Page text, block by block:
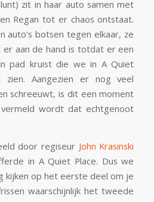
zit in haar auto samen met
Regan tot er chaos ontstaat.
auto's botsen tegen elkaar, ze
aan de hand is totdat er een
pad kruist die we in A Quiet
zien. Aangezien er nog veel
schreeuwt, is dit een moment
wordt dat echtgenoot
door regiseur John Krasinski
in A Quiet Place. Dus we
kijken op het eerste deel om je
waarschijnlijk het tweede